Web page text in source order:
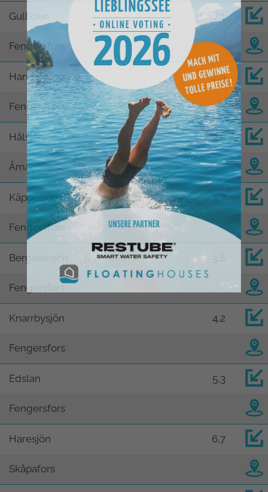
Gulliden 2,1
Fengersfors
Handskesjön 2,9
Fengersfors
Hålsjön 3,4
Åmål
Käppesjön 3,7
Fengersfors
Berganesjön
Fengersfors
Knarrbysjön 4,2
Fengersfors
Edslan 5,3
Fengersfors
Haresjön 6,7
Skåpafors